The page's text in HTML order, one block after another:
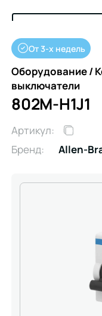
От 3-х недель
Оборудование /
выключатели
802M-H1J1
Артикул:
Бренд:
Allen-